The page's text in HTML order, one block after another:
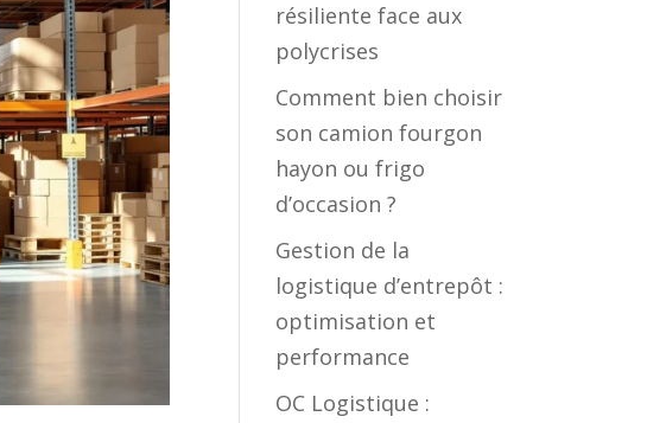
résiliente face aux
polycrises
Comment bien choisir
son camion fourgon
hayon ou frigo
d’occasion ?
Gestion de la
logistique d’entrepôt :
optimisation et
performance
OC Logistique :